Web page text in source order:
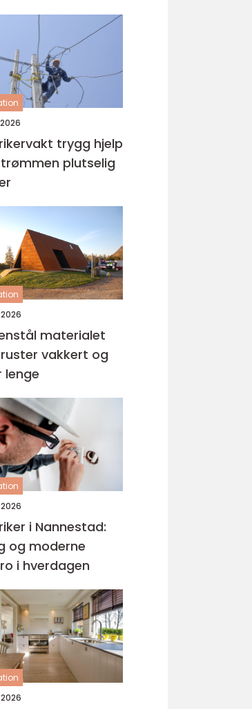
trygg hjelp
plutselig
materialet
vakkert og
lenge
i Nannestad:
og moderne
i hverdagen